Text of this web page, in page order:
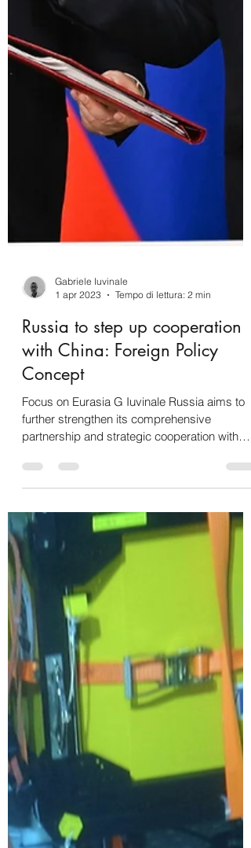
1 apr 2023
with China: Foreign Policy
Concept
Focus on Eurasia G Iuvinale Russia aims to
further strengthen its comprehensive
partnership and strategic cooperation with
China,...